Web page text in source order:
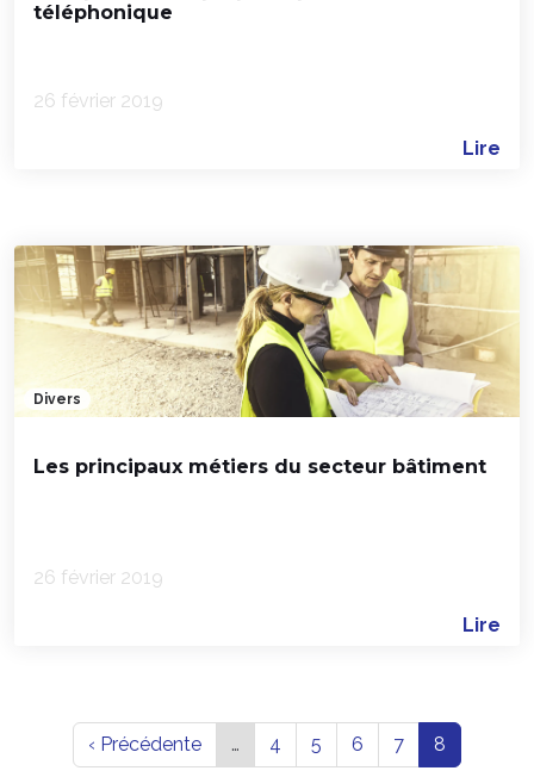
téléphonique
26 février 2019
Lire
Divers
Les principaux métiers du secteur bâtiment
26 février 2019
Lire
‹ Précédente … 4 5 6 7 8